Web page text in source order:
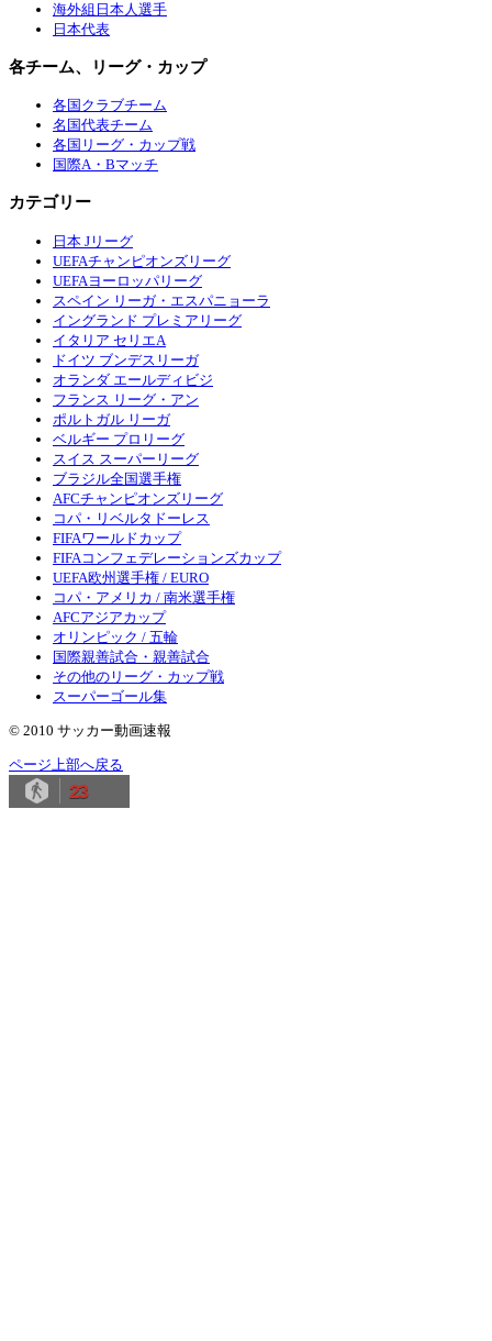
海外組日本人選手
日本代表
各チーム、リーグ・カップ
各国クラブチーム
名国代表チーム
各国リーグ・カップ戦
国際A・Bマッチ
カテゴリー
日本 Jリーグ
UEFAチャンピオンズリーグ
UEFAヨーロッパリーグ
スペイン リーガ・エスパニョーラ
イングランド プレミアリーグ
イタリア セリエA
ドイツ ブンデスリーガ
オランダ エールディビジ
フランス リーグ・アン
ポルトガル リーガ
ベルギー プロリーグ
スイス スーパーリーグ
ブラジル全国選手権
AFCチャンピオンズリーグ
コパ・リベルタドーレス
FIFAワールドカップ
FIFAコンフェデレーションズカップ
UEFA欧州選手権 / EURO
コパ・アメリカ / 南米選手権
AFCアジアカップ
オリンピック / 五輪
国際親善試合・親善試合
その他のリーグ・カップ戦
スーパーゴール集
© 2010 サッカー動画速報
ページ上部へ戻る
23